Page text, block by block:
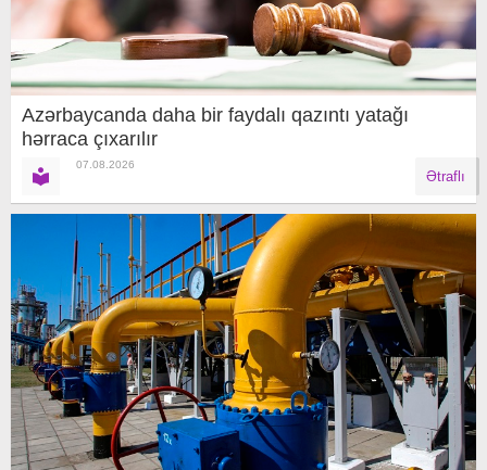
Azərbaycanda daha bir faydalı qazıntı yatağı
hərraca çıxarılır
07.08.2026
Ətraflı